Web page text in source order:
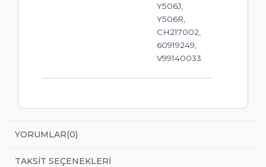
Y506J,
Y506R,
CH217002,
60919249,
V99140033
YORUMLAR(0)
TAKSIT SEÇENEKLERI